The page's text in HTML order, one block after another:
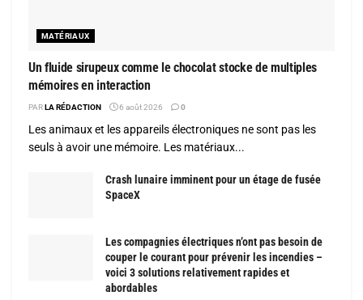
MATÉRIAUX
Un fluide sirupeux comme le chocolat stocke de multiples
mémoires en interaction
PARLA RÉDACTION 6 août 2026 0
Les animaux et les appareils électroniques ne sont pas les
seuls à avoir une mémoire. Les matériaux...
Crash lunaire imminent pour un étage de fusée
SpaceX
Les compagnies électriques n’ont pas besoin de
couper le courant pour prévenir les incendies –
voici 3 solutions relativement rapides et
abordables